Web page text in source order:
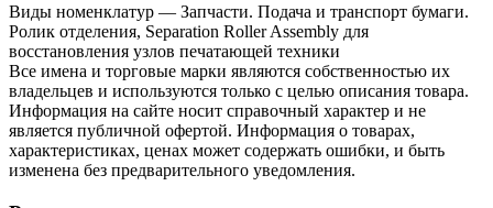
Виды номенклатур — Запчасти. Подача и транспорт бумаги.
Ролик отделения, Separation Roller Assembly для
восстановления узлов печатающей техники
Все имена и торговые марки являются собственностью их
владельцев и используются только с целью описания товара.
Информация на сайте носит справочный характер и не
является публичной офертой. Информация о товарах,
характеристиках, ценах может содержать ошибки, и быть
изменена без предварительного уведомления.